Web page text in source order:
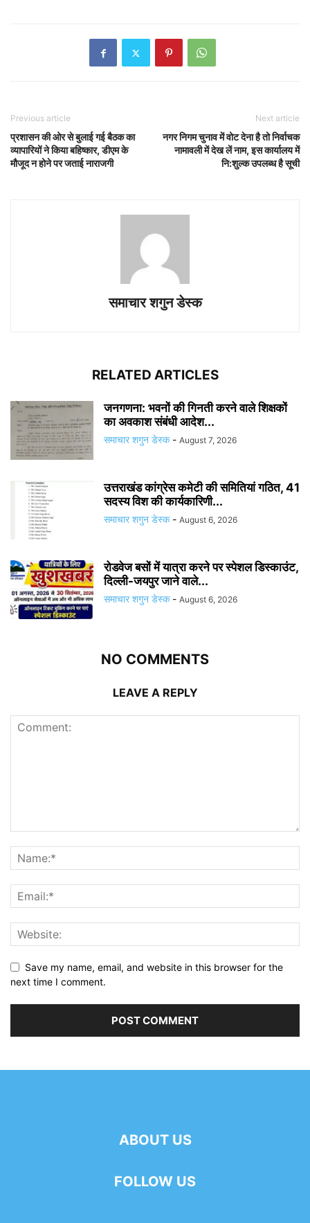
Previous article
प्रशासन की ओर से बुलाई गई बैठक का
व्यापारियों ने किया बहिष्कार, डीएम के
मौजूद न होने पर जताई नाराजगी
Next article
नगर निगम चुनाव में वोट देना है तो निर्वाचक
नामावली में देख लें नाम, इस कार्यालय में
नि:शुल्क उपलब्ध है सूची
समाचार शगुन डेस्क
RELATED ARTICLES
जनगणना: भवनों की गिनती करने वाले शिक्षकों
का अवकाश संबंधी आदेश...
समाचार शगुन डेस्क - August 7, 2026
उत्तराखंड कांग्रेस कमेटी की समितियां गठित, 41
सदस्य विश की कार्यकारिणी...
समाचार शगुन डेस्क - August 6, 2026
रोडवेज बसों में यात्रा करने पर स्पेशल डिस्काउंट,
दिल्ली-जयपुर जाने वाले...
समाचार शगुन डेस्क - August 6, 2026
NO COMMENTS
LEAVE A REPLY
Save my name, email, and website in this browser for the
next time I comment.
ABOUT US
FOLLOW US